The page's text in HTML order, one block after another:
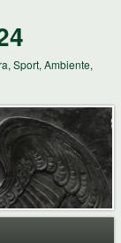
Sport, Ambiente,